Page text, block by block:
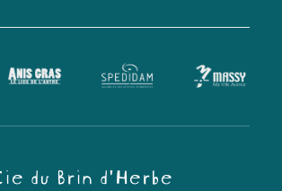
du Brin d'Herbe